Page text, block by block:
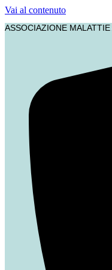
Vai al contenuto
ASSOCIAZIONE